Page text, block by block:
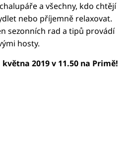
a všechny, kdo chtějí
nebo příjemně relaxovat.
sezonních rad a tipů provádí
hosty.
2019 v 11.50 na Primě!